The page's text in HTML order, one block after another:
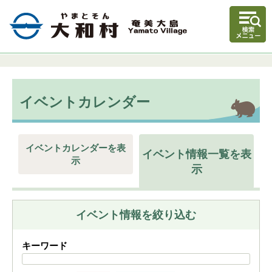
イベントカレンダー
イベントカレンダーを表
示
イベント情報一覧を表
示
イベント情報を絞り込む
キーワード